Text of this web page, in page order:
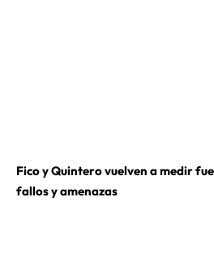
Fico y Quintero vuelven a medir
fallos y amenazas